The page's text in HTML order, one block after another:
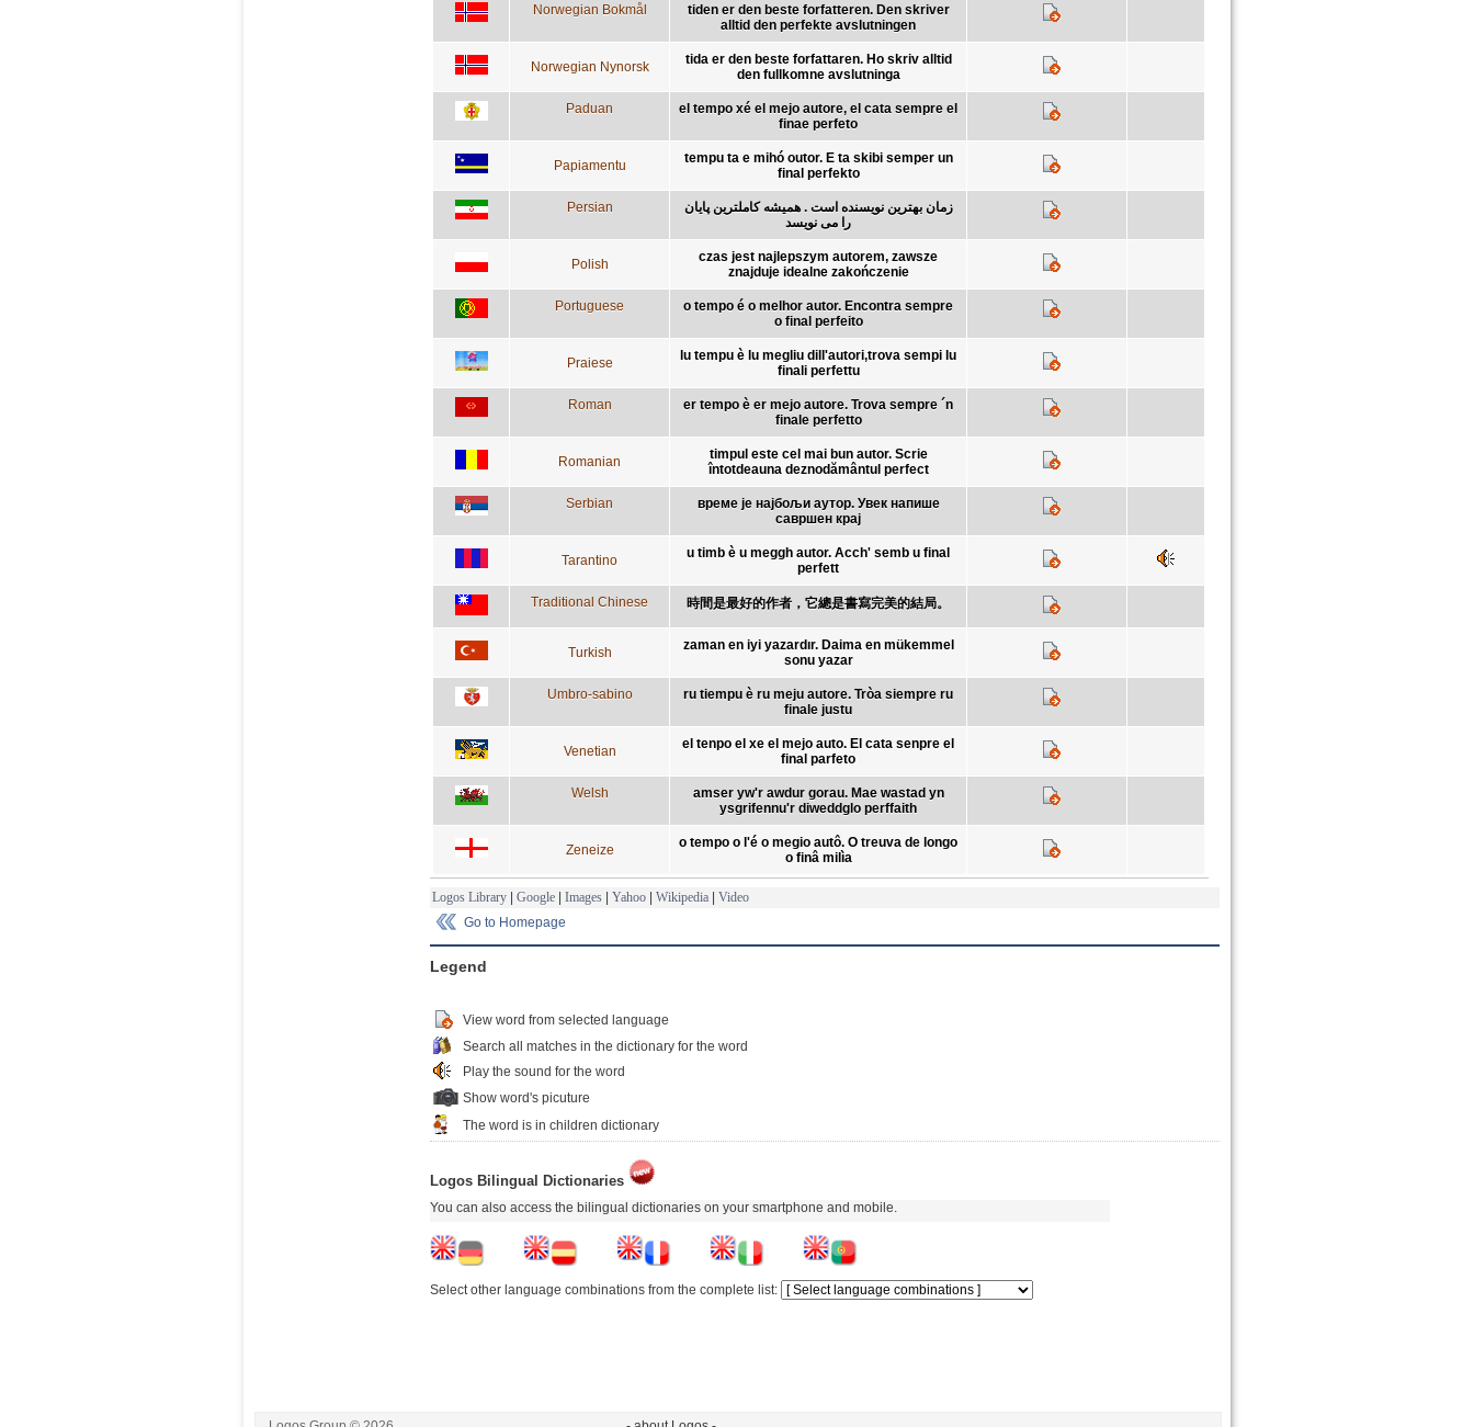
Norwegian Bokmål
tiden er den beste forfatteren. Den skriver
alltid den perfekte avslutningen
Norwegian Nynorsk
tida er den beste forfattaren. Ho skriv alltid
den fullkomne avslutninga
Paduan
el tempo xé el mejo autore, el cata sempre el
finae perfeto
Papiamentu
tempu ta e mihó outor. E ta skibi semper un
final perfekto
Persian
زمان بهترین نویسنده است . همیشه کاملترین پایان
را می نویسد
Polish
czas jest najlepszym autorem, zawsze
znajduje idealne zakończenie
Portuguese
o tempo é o melhor autor. Encontra sempre
o final perfeito
Praiese
lu tempu è lu megliu dill'autori,trova sempi lu
finali perfettu
Roman
er tempo è er mejo autore. Trova sempre ´n
finale perfetto
Romanian
timpul este cel mai bun autor. Scrie
întotdeauna deznodământul perfect
Serbian
време је најбољи аутор. Увек напише
савршен крај
Tarantino
u timb è u meggh autor. Acch' semb u final
perfett
Traditional Chinese 時間是最好的作者，它總是書寫完美的結局。
Turkish
zaman en iyi yazardır. Daima en mükemmel
sonu yazar
Umbro-sabino
ru tiempu è ru meju autore. Tròa siempre ru
finale justu
Venetian
el tenpo el xe el mejo auto. El cata senpre el
final parfeto
Welsh
amser yw'r awdur gorau. Mae wastad yn
ysgrifennu'r diweddglo perffaith
Zeneize
o tempo o l'é o megio autô. O treuva de longo
o finâ milìa
Logos Library | Google | Images | Yahoo | Wikipedia | Video
Go to Homepage
Legend
View word from selected language
Search all matches in the dictionary for the word
Play the sound for the word
Show word's picuture
The word is in children dictionary
Logos Bilingual Dictionaries
You can also access the bilingual dictionaries on your smartphone and mobile.
Select other language combinations from the complete list: